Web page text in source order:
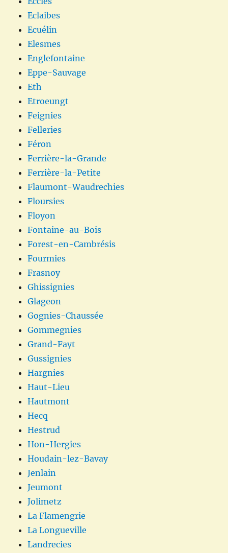
Eclaibes
Ecuélin
Elesmes
Englefontaine
Eppe-Sauvage
Eth
Etroeungt
Feignies
Felleries
Féron
Ferrière-la-Grande
Ferrière-la-Petite
Flaumont-Waudrechies
Floursies
Floyon
Fontaine-au-Bois
Forest-en-Cambrésis
Fourmies
Frasnoy
Ghissignies
Glageon
Gognies-Chaussée
Gommegnies
Grand-Fayt
Gussignies
Hargnies
Haut-Lieu
Hautmont
Hecq
Hestrud
Hon-Hergies
Houdain-lez-Bavay
Jenlain
Jeumont
Jolimetz
La Flamengrie
La Longueville
Landrecies